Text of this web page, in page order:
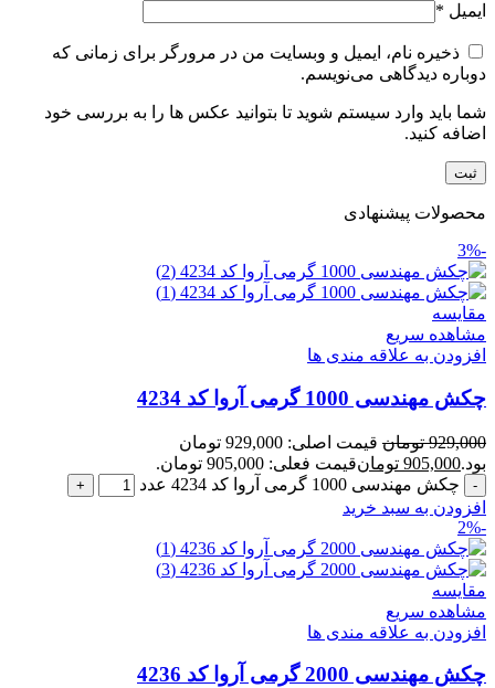
ایمیل *
ذخیره نام، ایمیل و وبسایت من در مرورگر برای زمانی که
دوباره دیدگاهی می‌نویسم.
شما باید وارد سیستم شوید تا بتوانید عکس ها را به بررسی خود
اضافه کنید.
محصولات پیشنهادی
-3%
مقایسه
مشاهده سریع
افزودن به علاقه مندی ها
چکش مهندسی 1000 گرمی آروا کد 4234
929,000 تومان
قیمت اصلی: 929,000 تومان
بود.905,000 تومانقیمت فعلی: 905,000 تومان.
چکش مهندسی 1000 گرمی آروا کد 4234 عدد
افزودن به سبد خرید
-2%
مقایسه
مشاهده سریع
افزودن به علاقه مندی ها
چکش مهندسی 2000 گرمی آروا کد 4236